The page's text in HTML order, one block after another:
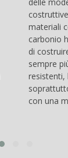
materiali
carbonio
di
sempre
resistenti,
con una